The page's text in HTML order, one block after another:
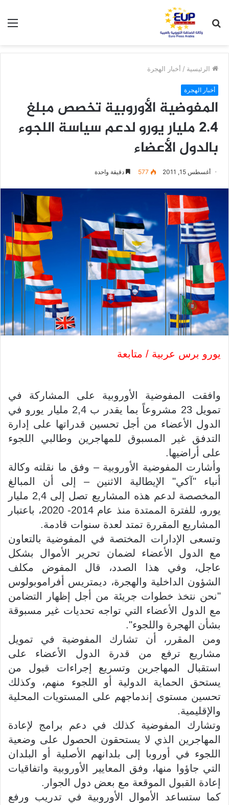
عن
الرئيسية / أخبار الهجرة
أخبار الهجرة
المفوضية الأوروبية تخصص مبلغ
2.4 مليار يورو لدعم سياسة اللجوء
بالدول الأعضاء
أغسطس 15, 2011 577 دقيقة واحدة
يورو برس عربية / متابعة
وافقت المفوضية الأوروبية على المشاركة في
تمويل 23 مشروعاً بما يقدر ب 2,4 مليار يورو في
الدول الأعضاء من أجل تحسين قدراتها على إدارة
التدفق غير المسبوق للمهاجرين وطالبي اللجوء
على أراضيها.
وأشارت المفوضية الأوروبية – وفق ما نقلته وكالة
أنباء "آكي" الإيطالية الاثنين – إلى أن المبالغ
المخصصة لدعم هذه المشاريع تصل إلى 2,4 مليار
يورو، للفترة الممتدة منذ عام 2014- 2020، باعتبار
المشاريع المقررة تمتد لعدة سنوات قادمة.
وتسعى الإدارات المختصة في المفوضية بالتعاون
مع الدول الأعضاء لضمان تحرير الأموال بشكل
عاجل، وفي هذا الصدد، قال المفوض مكلف
الشؤون الداخلية والهجرة، ديمتريس أفراموبولوس
"نحن نتخذ خطوات جريئة من أجل إظهار التضامن
مع الدول الأعضاء التي تواجه تحديات غير مسبوقة
بشأن الهجرة واللجوء".
ومن المقرر، أن تشارك المفوضية في تمويل
مشاريع ترفع من قدرة الدول الأعضاء على
استقبال المهاجرين وتسريع إجراءات قبول من
يستحق الحماية الدولية أو اللجوء منهم، وكذلك
تحسين مستوى إندماجهم على المستويات المحلية
والإقليمية.
وتشارك المفوضية كذلك في دعم برامج لإعادة
المهاجرين الذي لا يستحقون الحصول على وضعية
اللجوء في أوروبا إلى بلدانهم الأصلية أو البلدان
التي جاؤوا منها، وفق المعايير الأوروبية واتفاقيات
إعادة القبول الموقعة مع بعض دول الجوار.
كما ستساعد الأموال الأوروبية في تدريب ورفع